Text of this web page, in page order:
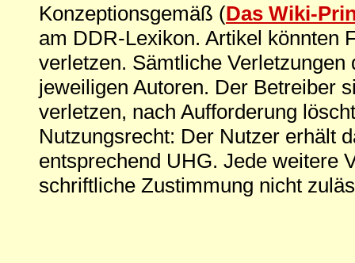
Konzeptionsgemäß (Das Wiki-
am DDR-Lexikon. Artikel könnten
verletzen. Sämtliche
jeweiligen Autoren. Der Betreiber
verletzen, nach Aufforderung
Nutzungsrecht: Der Nutzer erhält
entsprechend UHG. Jede weitere
schriftliche Zustimmung nicht